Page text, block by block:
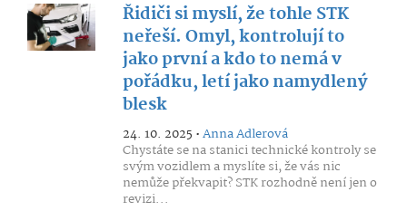
Řidiči si myslí, že tohle STK
neřeší. Omyl, kontrolují to
jako první a kdo to nemá v
pořádku, letí jako namydlený
blesk
24. 10. 2025 •Anna Adlerová
Chystáte se na stanici technické kontroly se
svým vozidlem a myslíte si, že vás nic
nemůže překvapit? STK rozhodně není jen o
revizi...